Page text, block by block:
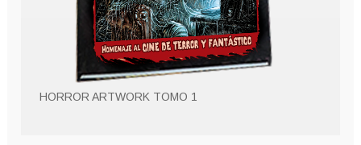
HORROR ARTWORK TOMO 1